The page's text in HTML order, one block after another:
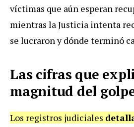
víctimas que aún esperan
mientras la Justicia intenta
se lucraron y dónde terminó
Las cifras que
magnitud del
Los registros judiciales